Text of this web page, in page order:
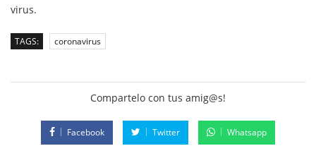
virus.
TAGS: coronavirus
Compartelo con tus amig@s!
Facebook Twitter Whatsapp